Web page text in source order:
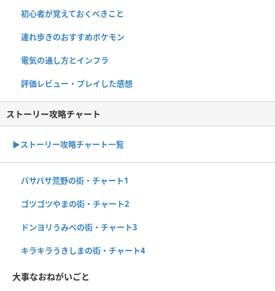
初心者が覚えておくべきこと
連れ歩きのおすすめポケモン
電気の通し方とインフラ
評価レビュー・プレイした感想
ストーリー攻略チャート
▶ストーリー攻略チャート一覧
パサパサ荒野の街・チャート1
ゴツゴツやまの街・チャート2
ドンヨリうみべの街・チャート3
キラキラうきしまの街・チャート4
大事なおねがいごと